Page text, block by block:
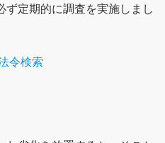
定期的に調査を実施しまし
令検索